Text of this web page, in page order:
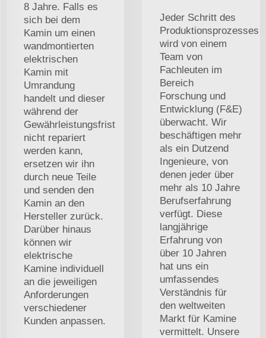
8 Jahre. Falls es
sich bei dem
Kamin um einen
wandmontierten
elektrischen
Kamin mit
Umrandung
handelt und dieser
während der
Gewährleistungsfrist
nicht repariert
werden kann,
ersetzen wir ihn
durch neue Teile
und senden den
Kamin an den
Hersteller zurück.
Darüber hinaus
können wir
elektrische
Kamine individuell
an die jeweiligen
Anforderungen
verschiedener
Kunden anpassen.
Jeder Schritt des
Produktionsprozesses
wird von einem
Team von
Fachleuten im
Bereich
Forschung und
Entwicklung (F&E)
überwacht. Wir
beschäftigen mehr
als ein Dutzend
Ingenieure, von
denen jeder über
mehr als 10 Jahre
Berufserfahrung
verfügt. Diese
langjährige
Erfahrung von
über 10 Jahren
hat uns ein
umfassendes
Verständnis für
den weltweiten
Markt für Kamine
vermittelt. Unsere